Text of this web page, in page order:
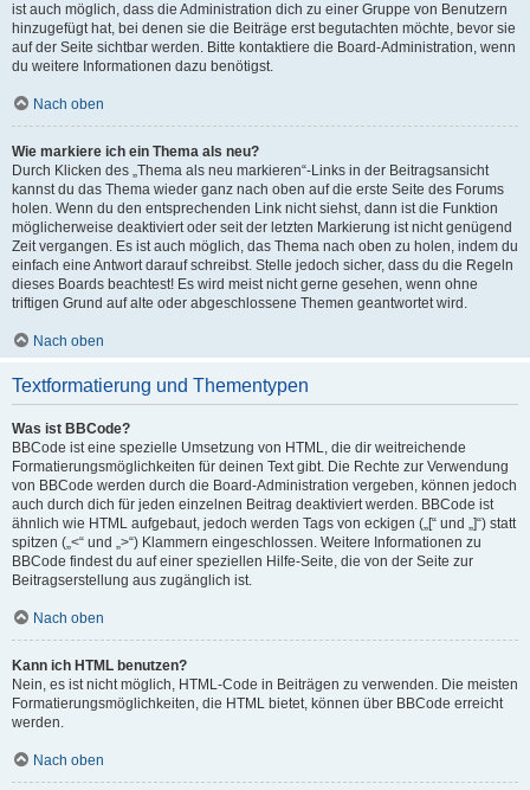
ist auch möglich, dass die Administration dich zu einer Gruppe von Benutzern
hinzugefügt hat, bei denen sie die Beiträge erst begutachten möchte, bevor sie
auf der Seite sichtbar werden. Bitte kontaktiere die Board-Administration, wenn
du weitere Informationen dazu benötigst.
Nach oben
Wie markiere ich ein Thema als neu?
Durch Klicken des „Thema als neu markieren“-Links in der Beitragsansicht
kannst du das Thema wieder ganz nach oben auf die erste Seite des Forums
holen. Wenn du den entsprechenden Link nicht siehst, dann ist die Funktion
möglicherweise deaktiviert oder seit der letzten Markierung ist nicht genügend
Zeit vergangen. Es ist auch möglich, das Thema nach oben zu holen, indem du
einfach eine Antwort darauf schreibst. Stelle jedoch sicher, dass du die Regeln
dieses Boards beachtest! Es wird meist nicht gerne gesehen, wenn ohne
triftigen Grund auf alte oder abgeschlossene Themen geantwortet wird.
Nach oben
Textformatierung und Thementypen
Was ist BBCode?
BBCode ist eine spezielle Umsetzung von HTML, die dir weitreichende
Formatierungsmöglichkeiten für deinen Text gibt. Die Rechte zur Verwendung
von BBCode werden durch die Board-Administration vergeben, können jedoch
auch durch dich für jeden einzelnen Beitrag deaktiviert werden. BBCode ist
ähnlich wie HTML aufgebaut, jedoch werden Tags von eckigen („[“ und „]“) statt
spitzen („<“ und „>“) Klammern eingeschlossen. Weitere Informationen zu
BBCode findest du auf einer speziellen Hilfe-Seite, die von der Seite zur
Beitragserstellung aus zugänglich ist.
Nach oben
Kann ich HTML benutzen?
Nein, es ist nicht möglich, HTML-Code in Beiträgen zu verwenden. Die meisten
Formatierungsmöglichkeiten, die HTML bietet, können über BBCode erreicht
werden.
Nach oben